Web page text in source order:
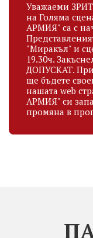
Уважаеми
на Голяма
АРМИЯ" са с
"Миракъл" и
19.30ч.
ДОПУСКАТ. При
ще бъдете
нашата web
АРМИЯ" си
промяна в